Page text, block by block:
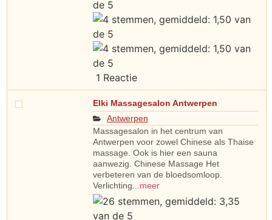
1 Reactie
Elki Massagesalon Antwerpen
Antwerpen
Massagesalon in het centrum van
Antwerpen voor zowel Chinese als Thaise
massage. Ook is hier een sauna
aanwezig. Chinese Massage Het
verbeteren van de bloedsomloop.
Verlichting...meer